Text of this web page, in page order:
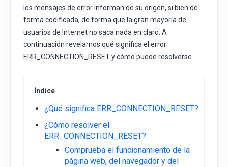
los mensajes de error informan de su origen, si bien de
forma codificada, de forma que la gran mayoría de
usuarios de Internet no saca nada en claro. A
continuación revelamos qué significa el error
ERR_CONNECTION_RESET y cómo puede resolverse.
Índice
¿Qué significa ERR_CONNECTION_RESET?
¿Cómo resolver el
ERR_CONNECTION_RESET?
Comprueba el funcionamiento de la
página web, del navegador y del